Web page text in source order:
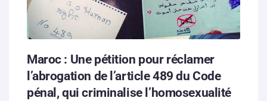
Contacts
Hébergement solidaire
Maroc : Une pétition pour réclamer
l’abrogation de l’article 489 du Code
pénal, qui criminalise l’homosexualité